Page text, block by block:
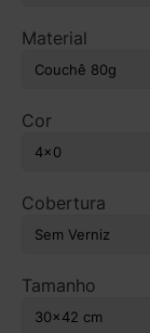
Material
Cor
Cobertura
Tamanho